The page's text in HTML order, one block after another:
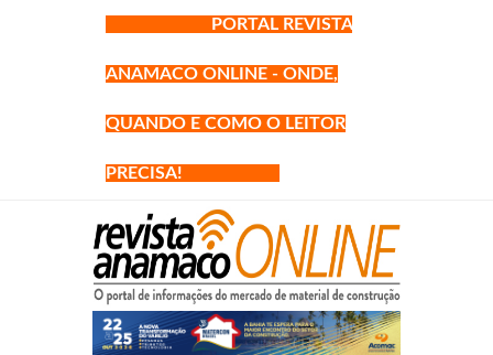
PORTAL REVISTA
ANAMACO ONLINE - ONDE,
QUANDO E COMO O LEITOR
PRECISA!